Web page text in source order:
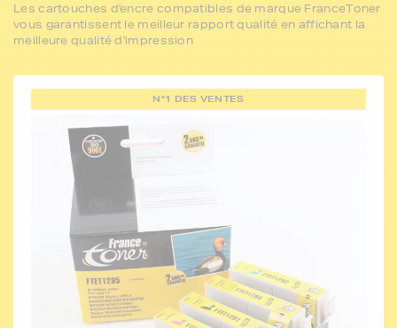
Les cartouches d'encre compatibles de marque FranceToner
vous garantissent le meilleur rapport qualité en affichant la
meilleure qualité d'impression
N°1 DES VENTES